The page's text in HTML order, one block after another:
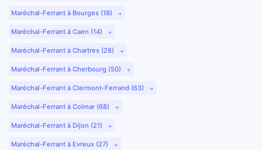
Maréchal-Ferrant à Bourges (18)
Maréchal-Ferrant à Caen (14)
Maréchal-Ferrant à Chartres (28)
Maréchal-Ferrant à Cherbourg (50)
Maréchal-Ferrant à Clermont-Ferrand (63)
Maréchal-Ferrant à Colmar (68)
Maréchal-Ferrant à Dijon (21)
Maréchal-Ferrant à Evreux (27)